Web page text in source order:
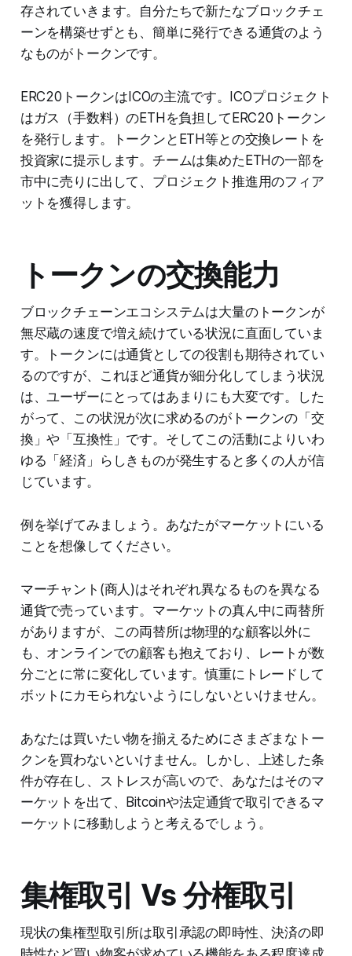
存されていきます。自分たちで新たなブロックチェ
ーンを構築せずとも、簡単に発行できる通貨のよう
なものがトークンです。
ERC20トークンはICOの主流です。ICOプロジェクト
はガス（手数料）のETHを負担してERC20トークン
を発行します。トークンとETH等との交換レートを
投資家に提示します。チームは集めたETHの一部を
市中に売りに出して、プロジェクト推進用のフィア
ットを獲得します。
トークンの交換能力
ブロックチェーンエコシステムは大量のトークンが
無尽蔵の速度で増え続けている状況に直面していま
す。トークンには通貨としての役割も期待されてい
るのですが、これほど通貨が細分化してしまう状況
は、ユーザーにとってはあまりにも大変です。した
がって、この状況が次に求めるのがトークンの「交
換」や「互換性」です。そしてこの活動によりいわ
ゆる「経済」らしきものが発生すると多くの人が信
じています。
例を挙げてみましょう。あなたがマーケットにいる
ことを想像してください。
マーチャント(商人)はそれぞれ異なるものを異なる
通貨で売っています。マーケットの真ん中に両替所
がありますが、この両替所は物理的な顧客以外に
も、オンラインでの顧客も抱えており、レートが数
分ごとに常に変化しています。慎重にトレードして
ボットにカモられないようにしないといけません。
あなたは買いたい物を揃えるためにさまざまなトー
クンを買わないといけません。しかし、上述した条
件が存在し、ストレスが高いので、あなたはそのマ
ーケットを出て、Bitcoinや法定通貨で取引できるマ
ーケットに移動しようと考えるでしょう。
集権取引 Vs 分権取引
現状の集権型取引所は取引承認の即時性、決済の即